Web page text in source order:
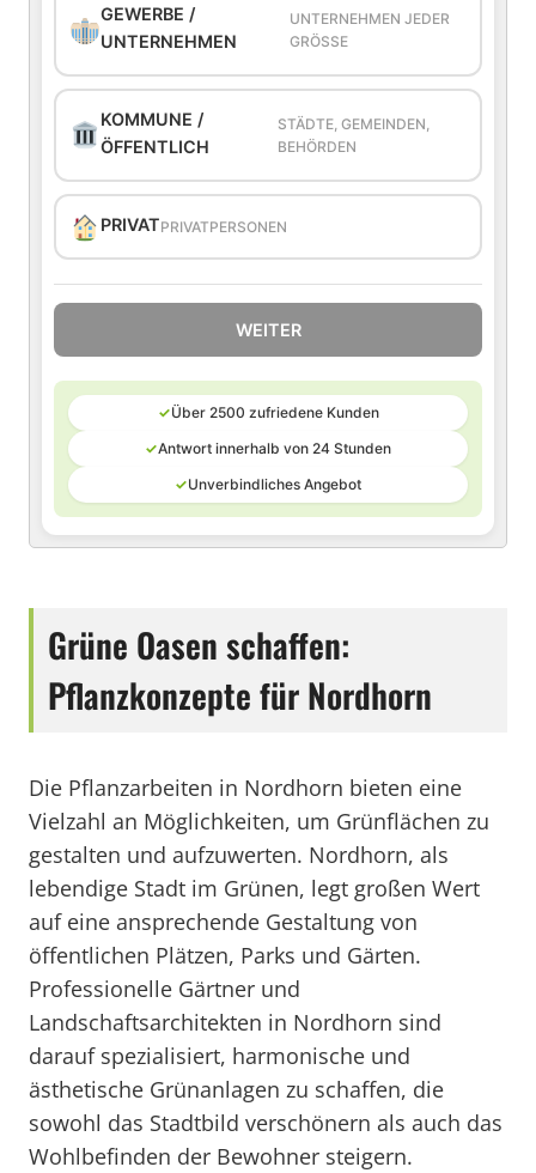
GEWERBE /
UNTERNEHMEN
UNTERNEHMEN JEDER
GRÖSSE
KOMMUNE /
ÖFFENTLICH
STÄDTE, GEMEINDEN,
BEHÖRDEN
PRIVATPRIVATPERSONEN
WEITER
✓Über 2500 zufriedene Kunden
✓Antwort innerhalb von 24 Stunden
✓Unverbindliches Angebot
Grüne Oasen schaffen:
Pflanzkonzepte für Nordhorn
Die Pflanzarbeiten in Nordhorn bieten eine
Vielzahl an Möglichkeiten, um Grünflächen zu
gestalten und aufzuwerten. Nordhorn, als
lebendige Stadt im Grünen, legt großen Wert
auf eine ansprechende Gestaltung von
öffentlichen Plätzen, Parks und Gärten.
Professionelle Gärtner und
Landschaftsarchitekten in Nordhorn sind
darauf spezialisiert, harmonische und
ästhetische Grünanlagen zu schaffen, die
sowohl das Stadtbild verschönern als auch das
Wohlbefinden der Bewohner steigern.